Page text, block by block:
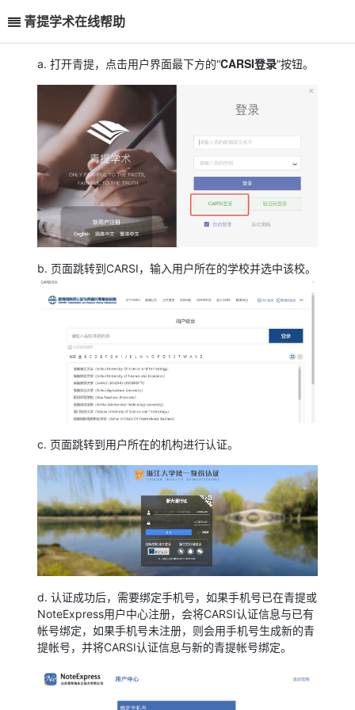
青提学术在线帮助
a. 打开青提，点击用户界面最下方的“CARSI登录”按钮。
b. 页面跳转到CARSI，输入用户所在的学校并选中该校。
c. 页面跳转到用户所在的机构进行认证。
d. 认证成功后，需要绑定手机号，如果手机号已在青提或
NoteExpress用户中心注册，会将CARSI认证信息与已有
帐号绑定，如果手机号未注册，则会用手机号生成新的青
提帐号，并将CARSI认证信息与新的青提帐号绑定。